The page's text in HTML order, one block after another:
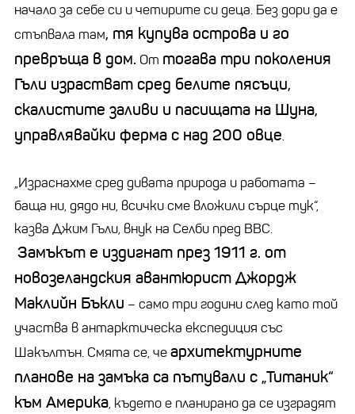
начало за себе си и четирите си деца. Без дори да е
стъпвала там, тя купува острова и го
превръща в дом. От тогава три поколения
Гъли израстват сред белите пясъци,
скалистите заливи и пасищата на Шуна,
управлявайки ферма с над 200 овце.
„Израснахме сред дивата природа и работата –
баща ни, дядо ни, всички сме вложили сърце тук“,
казва Джим Гъли, внук на Селби пред BBC.
Замъкът е издигнат през 1911 г. от
новозеландския авантюрист Джордж
Маклийн Бъкли – само три години след като той
участва в антарктическа експедиция със
Шакълтън. Смята се, чеархитектурните
планове на замъка са пътували с „Титаник“
към Америка, където е планирано да се изградят